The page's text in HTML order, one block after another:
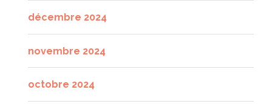
décembre 2024
novembre 2024
octobre 2024